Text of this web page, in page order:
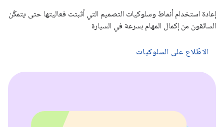
إعادة استخدام أنماط وسلوكيات التصميم التي أثبتت فعاليتها حتى يتمكّن
السائقون من إكمال المهام بسرعة في السيارة
الاطّلاع على السلوكيات